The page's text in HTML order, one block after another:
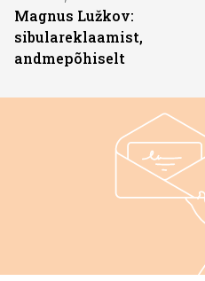
Magnus Lužkov:
sibulareklaamist,
andmepõhiselt